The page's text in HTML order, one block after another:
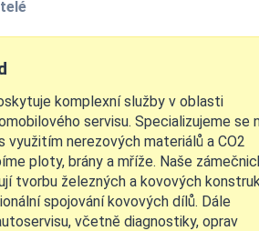
komplexní služby v oblasti
servisu. Specializujeme se
využitím nerezových materiálů a CO2
ploty, brány a mříže. Naše
tvorbu železných a kovových
spojování kovových dílů. Dále
včetně diagnostiky, oprav